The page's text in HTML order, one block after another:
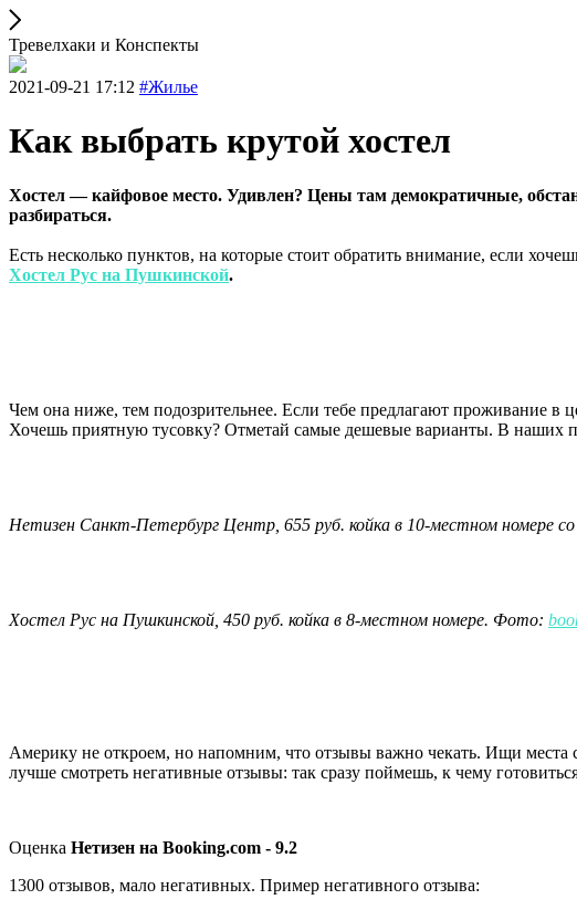
Тревелхаки и Конспекты
2021-09-21 17:12 #Жилье
Как выбрать крутой хостел
Хостел — кайфовое место. Удивлен? Цены там демократичные,
разбираться.
Есть несколько пунктов, на которые стоит обратить внимание, если
Хостел Рус на Пушкинской.
Чем она ниже, тем подозрительнее. Если тебе предлагают проживание в
Хочешь приятную тусовку? Отметай самые дешевые варианты. В наших
Нетизен Санкт-Петербург Центр, 655 руб. койка в 10-местном номере
Хостел Рус на Пушкинской, 450 руб. койка в 8-местном номере. Фото:
Америку не откроем, но напомним, что отзывы важно чекать. Ищи
лучше смотреть негативные отзывы: так сразу поймешь, к чему
Оценка Нетизен на Booking.com - 9.2
1300 отзывов, мало негативных. Пример негативного отзыва: